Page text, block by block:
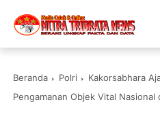
Beranda Polri
Kakorsabhara
Pengamanan Objek Vital Nasional